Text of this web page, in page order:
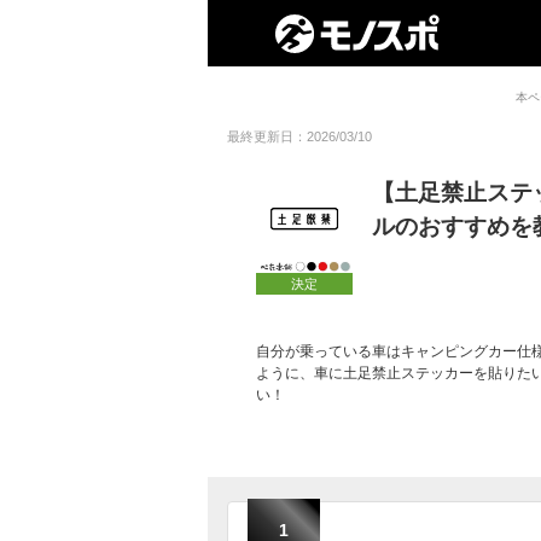
本
最終更新日：2026/03/10
決定
【土足禁止ス
ルのおすすめを
自分が乗っている車はキャンピングカー
ように、車に土足禁止ステッカーを貼り
い！
1